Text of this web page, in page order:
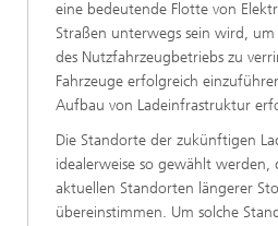
eine bedeutende Flotte von
Straßen unterwegs sein wird, um
des Nutzfahrzeugbetriebs zu
Fahrzeuge erfolgreich
Aufbau von Ladeinfrastruktur
Die Standorte der zukünftigen
idealerweise so gewählt werden,
aktuellen Standorten längerer
übereinstimmen. Um solche